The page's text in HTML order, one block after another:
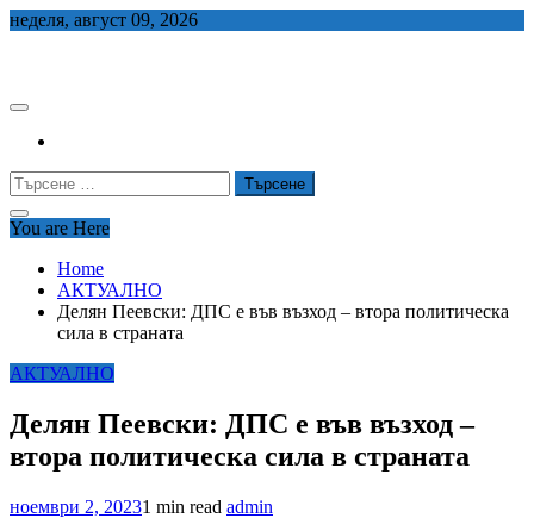
Skip
неделя, август 09, 2026
Търсене
за:
You are Here
Home
АКТУАЛНО
Делян Пеевски: ДПС е във възход – втора политическа
сила в страната
АКТУАЛНО
Делян Пеевски: ДПС е във възход –
втора политическа сила в страната
ноември 2, 20231 min read admin